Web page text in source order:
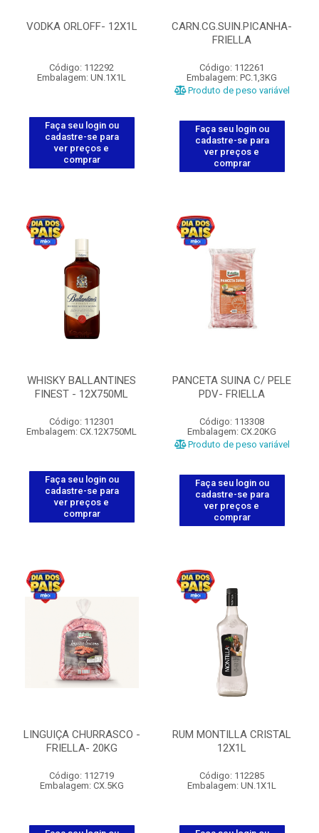
VODKA ORLOFF- 12X1L
Código: 112292
Embalagem: UN.1X1L
Faça seu login ou
cadastre-se para
ver preços e
comprar
CARN.CG.SUIN.PICANHA-
FRIELLA
Código: 112261
Embalagem: PC.1,3KG
Produto de peso variável
Faça seu login ou
cadastre-se para
ver preços e
comprar
WHISKY BALLANTINES
FINEST - 12X750ML
Código: 112301
Embalagem: CX.12X750ML
Faça seu login ou
cadastre-se para
ver preços e
comprar
PANCETA SUINA C/ PELE
PDV- FRIELLA
Código: 113308
Embalagem: CX.20KG
Produto de peso variável
Faça seu login ou
cadastre-se para
ver preços e
comprar
LINGUIÇA CHURRASCO -
FRIELLA- 20KG
Código: 112719
Embalagem: CX.5KG
RUM MONTILLA CRISTAL
12X1L
Código: 112285
Embalagem: UN.1X1L